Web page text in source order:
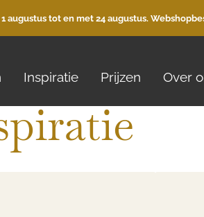
augustus tot en met 24 augustus.
Inspiratie Prijzen Over